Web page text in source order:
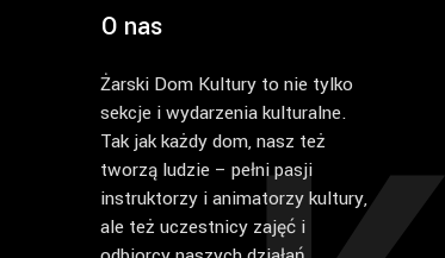
O nas
Żarski Dom Kultury to nie tylko
sekcje i wydarzenia kulturalne.
Tak jak każdy dom, nasz też
tworzą ludzie – pełni pasji
instruktorzy i animatorzy kultury,
ale też uczestnicy zajęć i